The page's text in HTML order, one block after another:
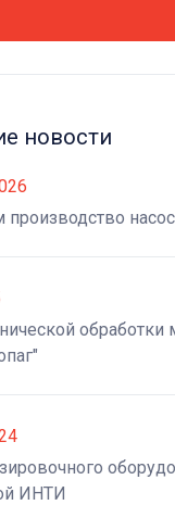
новости
обработки
ИНТИ